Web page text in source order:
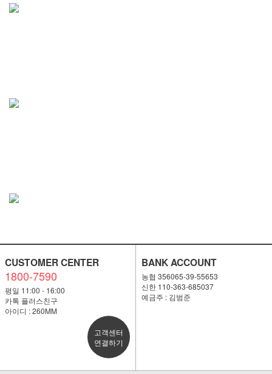
CUSTOMER CENTER
1800-7590
평일 11:00 - 16:00
카톡 플러스친구
아이디 : 260MM
고객센터
연결하기
BANK ACCOUNT
농협 356065-39-55653
신한 110-363-685037
예금주 : 김범준